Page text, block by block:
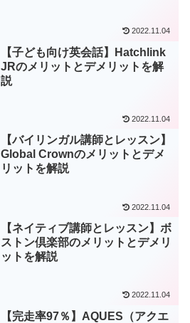
2022.11.04
【子ども向け英会話】Hatchlink
JRのメリットとデメリットを解
説
2022.11.04
【バイリンガル講師とレッスン】
Global Crownのメリットとデメ
リットを解説
2022.11.04
【ネイティブ講師とレッスン】ボ
ストン倶楽部のメリットとデメリ
ットを解説
2022.11.04
【完走率97％】AQUES（アクエ